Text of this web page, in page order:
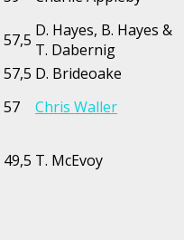
57,5 D. Hayes, B. Hayes &
T. Dabernig
57,5 D. Brideoake
57 Chris Waller
49,5 T. McEvoy